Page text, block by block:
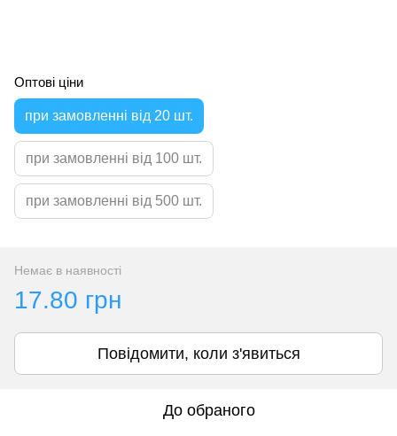
Оптові ціни
при замовленні від 20 шт.
при замовленні від 100 шт.
при замовленні від 500 шт.
Немає в наявності
17.80 грн
Повідомити, коли з'явиться
До обраного